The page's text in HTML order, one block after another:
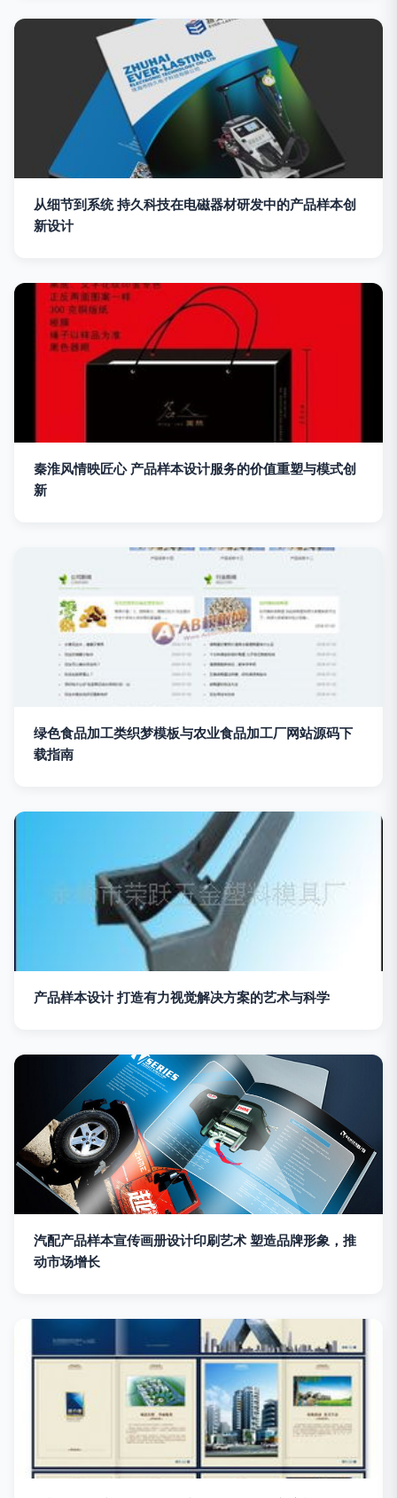
从细节到系统 持久科技在电磁器材研发中的产品样本创
新设计
秦淮风情映匠心 产品样本设计服务的价值重塑与模式创
新
绿色食品加工类织梦模板与农业食品加工厂网站源码下
载指南
产品样本设计 打造有力视觉解决方案的艺术与科学
汽配产品样本宣传画册设计印刷艺术 塑造品牌形象，推
动市场增长